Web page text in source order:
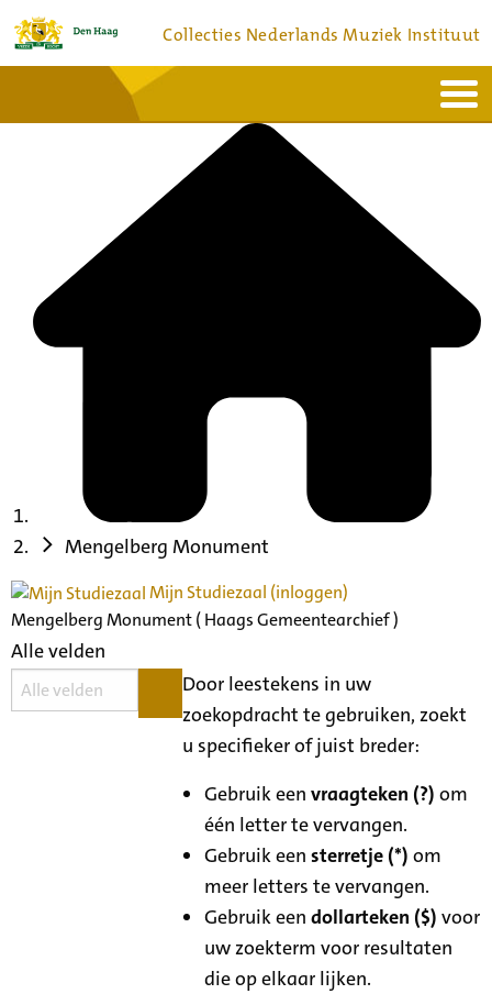
Collecties Nederlands Muziek Instituut
Bronnen en collecties
Mengelberg Monument
Mijn Studiezaal (inloggen)
Mengelberg Monument ( Haags Gemeentearchief )
Alle velden
Door leestekens in uw
zoekopdracht te gebruiken, zoekt
u specifieker of juist breder:
Gebruik eenvraagteken (?) om
één letter te vervangen.
Gebruik eensterretje (*) om
meer letters te vervangen.
Gebruik eendollarteken ($) voor
uw zoekterm voor resultaten
die op elkaar lijken.